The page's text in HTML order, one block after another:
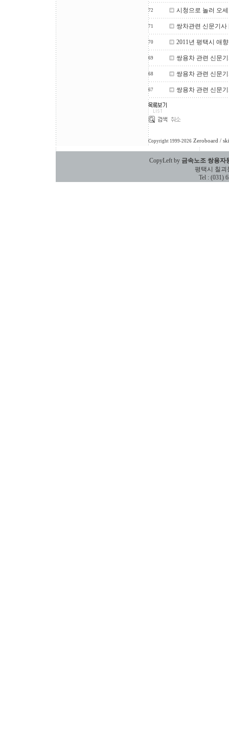
72 시청으로 놀러 오
71 쌍차관련 신문기사
70 2011년 평택시 애
69 쌍용차 관련 신문
68 쌍용차 관련 신문
67 쌍용차 관련 신문
Copyright 1999-2026 Zeroboard /
CopyLeft by 금속노조 쌍용자
평택시 칠괴동
Tel : (031)